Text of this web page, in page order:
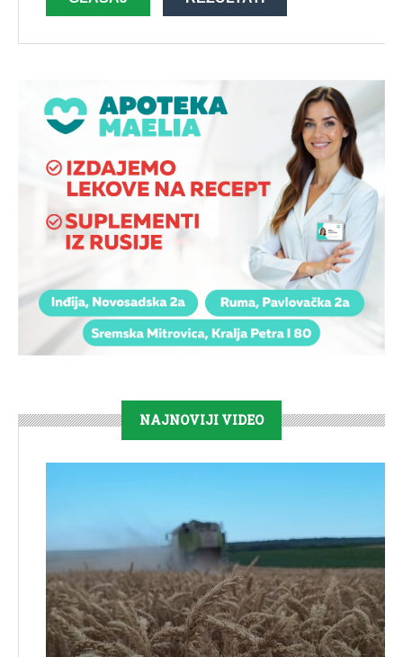
NAJNOVIJI VIDEO